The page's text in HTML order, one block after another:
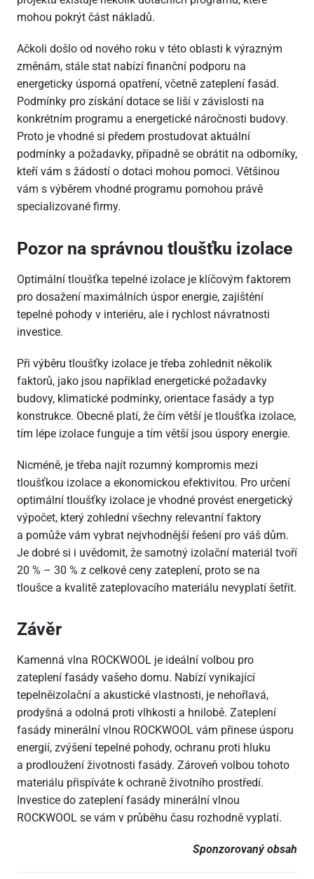
mohou pokrýt část nákladů.
Ačkoli došlo od nového roku v této oblasti k výrazným
změnám, stále stat nabízí finanční podporu na
energeticky úsporná opatření, včetně zateplení fasád.
Podmínky pro získání dotace se liší v závislosti na
konkrétním programu a energetické náročnosti budovy.
Proto je vhodné si předem prostudovat aktuální
podmínky a požadavky, případně se obrátit na odborníky,
kteří vám s žádostí o dotaci mohou pomoci. Většinou
vám s výběrem vhodné programu pomohou právě
specializované firmy.
Pozor na správnou tloušťku izolace
Optimální tloušťka tepelné izolace je klíčovým faktorem
pro dosažení maximálních úspor energie, zajištění
tepelné pohody v interiéru, ale i rychlost návratnosti
investice.
Při výběru tloušťky izolace je třeba zohlednit několik
faktorů, jako jsou například energetické požadavky
budovy, klimatické podmínky, orientace fasády a typ
konstrukce. Obecně platí, že čím větší je tloušťka izolace,
tím lépe izolace funguje a tím větší jsou úspory energie.
Nicméně, je třeba najít rozumný kompromis mezi
tloušťkou izolace a ekonomickou efektivitou. Pro určení
optimální tloušťky izolace je vhodné provést energetický
výpočet, který zohlední všechny relevantní faktory
a pomůže vám vybrat nejvhodnější řešení pro váš dům.
Je dobré si i uvědomit, že samotný izolační materiál tvoří
20 % – 30 % z celkové ceny zateplení, proto se na
tloušce a kvalitě zateplovacího materiálu nevyplatí šetřit.
Závěr
Kamenná vlna ROCKWOOL je ideální volbou pro
zateplení fasády vašeho domu. Nabízí vynikající
tepelněizolační a akustické vlastnosti, je nehořlavá,
prodyšná a odolná proti vlhkosti a hnilobě. Zateplení
fasády minerální vlnou ROCKWOOL vám přinese úsporu
energií, zvýšení tepelné pohody, ochranu proti hluku
a prodloužení životnosti fasády. Zároveň volbou tohoto
materiálu přispíváte k ochraně životního prostředí.
Investice do zateplení fasády minerální vlnou
ROCKWOOL se vám v průběhu času rozhodně vyplatí.
Sponzorovaný obsah